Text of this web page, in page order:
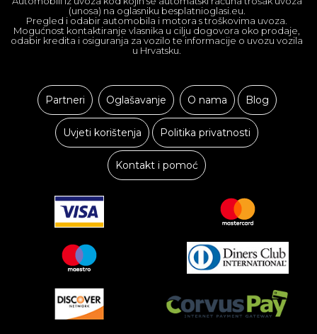
(unosa) na oglasniku besplatnioglasi.eu.
Pregled i odabir automobila i motora s troškovima uvoza.
Mogućnost kontaktiranje vlasnika u cilju dogovora oko prodaje,
odabir kredita i osiguranja za vozilo te informacije o uvozu vozila
u Hrvatsku.
Partneri Oglašavanje O nama Blog
Uvjeti korištenja Politika privatnosti
Kontakt i pomoć